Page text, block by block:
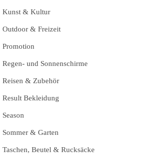
Kunst & Kultur
Outdoor & Freizeit
Promotion
Regen- und Sonnenschirme
Reisen & Zubehör
Result Bekleidung
Season
Sommer & Garten
Taschen, Beutel & Rucksäcke